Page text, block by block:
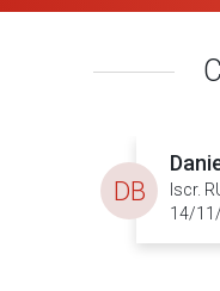
Iscr.
14/
DB